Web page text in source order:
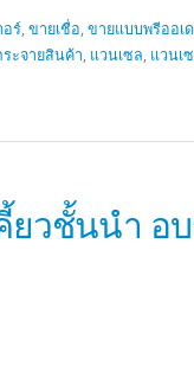
อร์,ขายเชื่อ,ขายแบบพรีออเ
ะจายสินค้า, แวนเซล, แวนเ
ยวชั้นนำ อ